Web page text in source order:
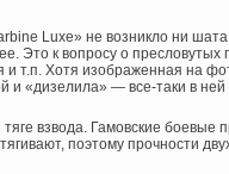
Luxe» не возникло ни
Это к вопросу о пресловутых
т.п. Хотя изображенная на
и «дизелила» — все-таки в
взвода. Гамовские боевые
поэтому прочности